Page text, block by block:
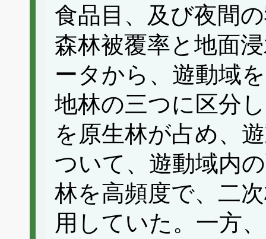
食品目、及び夜間
森林被覆率と地面
ータから、遊動域
地林の三つに区分
を原生林が占め、
ついて、遊動域内
林を高頻度で、二
用していた。一方